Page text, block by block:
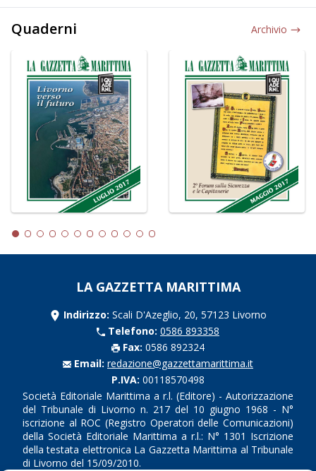
Quaderni Archivio
LA GAZZETTA MARITTIMA
Indirizzo: Scali D'Azeglio, 20, 57123 Livorno
Telefono: 0586 893358
Fax: 0586 892324
Email: redazione@gazzettamarittima.it
P.IVA: 00118570498
Società Editoriale Marittima a r.l. (Editore) - Autorizzazione
del Tribunale di Livorno n. 217 del 10 giugno 1968 - N°
iscrizione al ROC (Registro Operatori delle Comunicazioni)
della Società Editoriale Marittima a r.l.: N° 1301 Iscrizione
della testata elettronica La Gazzetta Marittima al Tribunale
di Livorno del 15/09/2010.